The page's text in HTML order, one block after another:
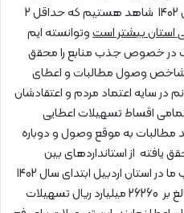
بیش از 31 درصد رشد منابع را در سال 1402 شاهد هستیم که حداقل 2
استان بیشتر استوتوانسته ایم
بانک در خصوص جذب منابع را محقق
شاخص وصول مطالبات و اعطای
در سایه اعتماد مردم و اعتقادشان
اقساط تسهیلات اعطایی
یعنی حداقل 5/99 درصد مطالبات به موقع وصول و دوباره
از استانداردهای بین
المللی بانکداری نیز بالاتر است. شعب ما در استان اردبیل ابتدای سال 1402
توانسته اند به بیش از 43800 نفر، بالغ بر 26260 میلیارد ريال تسهیلات